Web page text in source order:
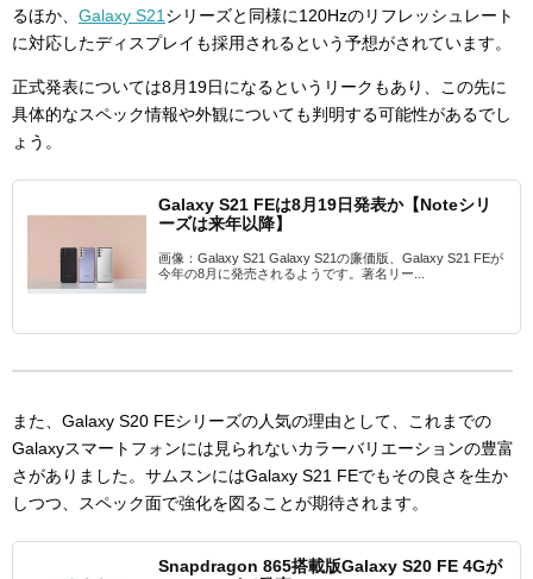
るほか、 Galaxy S21 シリーズと同様に120Hzのリフレッシュレート
に対応したディスプレイも採用されるという予想がされています。
正式発表については8月19日になるというリークもあり、この先に
具体的なスペック情報や外観についても判明する可能性があるでし
ょう。
Galaxy S21 FEは8月19日発表か【Noteシリ
ーズは来年以降】
画像：Galaxy S21 Galaxy S21の廉価版、Galaxy S21 FEが
今年の8月に発売されるようです。著名リー...
また、Galaxy S20 FEシリーズの人気の理由として、これまでの
Galaxyスマートフォンには見られないカラーバリエーションの豊富
さがありました。サムスンにはGalaxy S21 FEでもその良さを生か
しつつ、スペック面で強化を図ることが期待されます。
Snapdragon 865搭載版Galaxy S20 FE 4Gが